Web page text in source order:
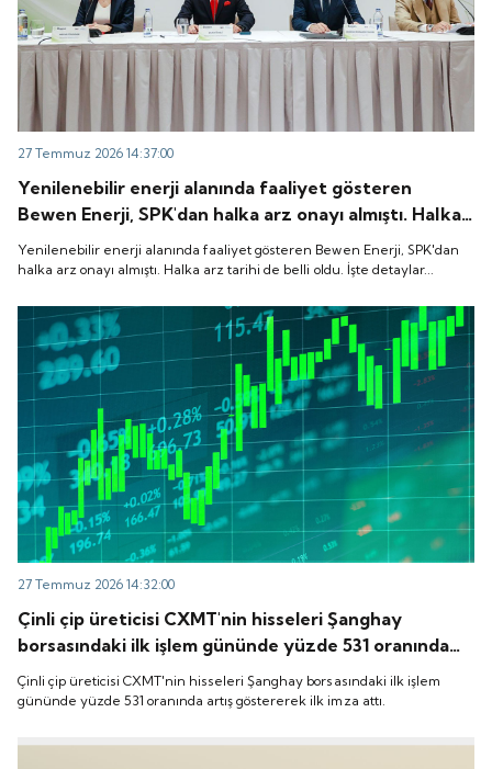
27 Temmuz 2026 14:37:00
Yenilenebilir enerji alanında faaliyet gösteren
Bewen Enerji, SPK'dan halka arz onayı almıştı. Halka
arz tarihi de belli oldu. İşte detaylar...
Yenilenebilir enerji alanında faaliyet gösteren Bewen Enerji, SPK'dan
halka arz onayı almıştı. Halka arz tarihi de belli oldu. İşte detaylar...
27 Temmuz 2026 14:32:00
Çinli çip üreticisi CXMT'nin hisseleri Şanghay
borsasındaki ilk işlem gününde yüzde 531 oranında
artış göstererek ilk imza attı.
Çinli çip üreticisi CXMT'nin hisseleri Şanghay borsasındaki ilk işlem
gününde yüzde 531 oranında artış göstererek ilk imza attı.